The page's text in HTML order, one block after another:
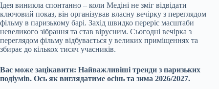
Ідея виникла спонтанно – коли Медіні не зміг відвідати
ключовий показ, він організував власну вечірку з переглядом
фільму в паризькому барі. Захід швидко переріс масштаби
невеликого зібрання та став вірусним. Сьогодні вечірка з
переглядом фільму відбувається у великих приміщеннях та
збирає до кількох тисяч учасників.
Вас може зацікавити: Найважливіші тренди з паризьких
подіумів. Ось як виглядатиме осінь та зима 2026/2027.